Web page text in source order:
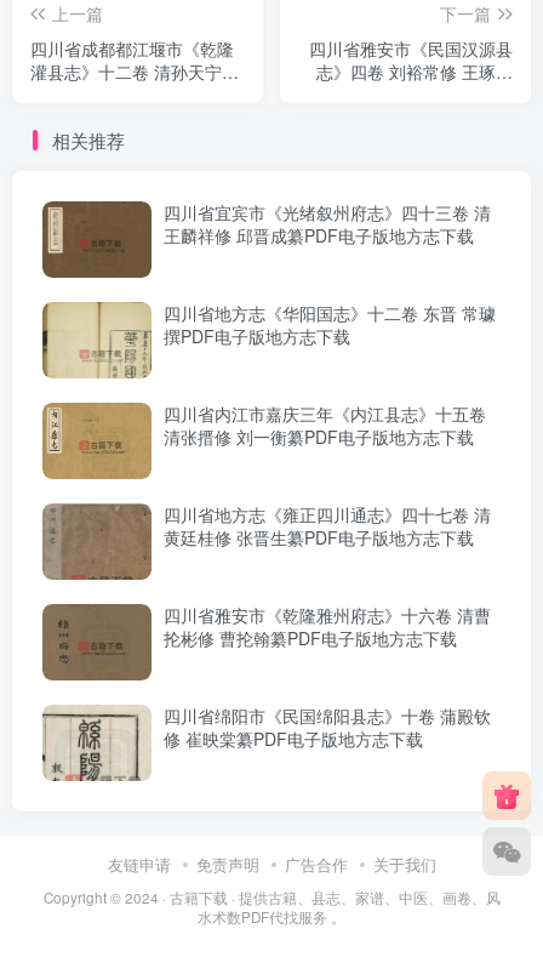
上一篇
四川省成都都江堰市《乾隆
灌县志》十二卷 清孙天宁纂
下一篇
四川省雅安市《民国汉源县
志》四卷 刘裕常修 王琢纂
相关推荐
四川省宜宾市《光绪叙州府志》四十三卷 清
王麟祥修 邱晋成纂PDF电子版地方志下载
四川省地方志《华阳国志》十二卷 东晋 常璩
撰PDF电子版地方志下载
四川省内江市嘉庆三年《内江县志》十五卷
清张搢修 刘一衡纂PDF电子版地方志下载
四川省地方志《雍正四川通志》四十七卷 清
黄廷桂修 张晋生纂PDF电子版地方志下载
四川省雅安市《乾隆雅州府志》十六卷 清曹
抡彬修 曹抡翰纂PDF电子版地方志下载
四川省绵阳市《民国绵阳县志》十卷 蒲殿钦
修 崔映棠纂PDF电子版地方志下载
友链申请 免责声明 广告合作 关于我们
Copyright © 2024 · 古籍下载 · 提供古籍、县志、家谱、中医、画卷、风
水术数PDF代找服务 。